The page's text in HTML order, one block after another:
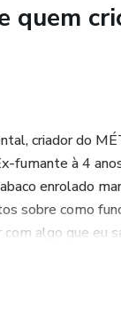
quem
criador do
fumante à 4
enrolado
sobre como
algo que eu